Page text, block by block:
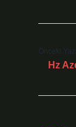
Önceki Yazı
Hz